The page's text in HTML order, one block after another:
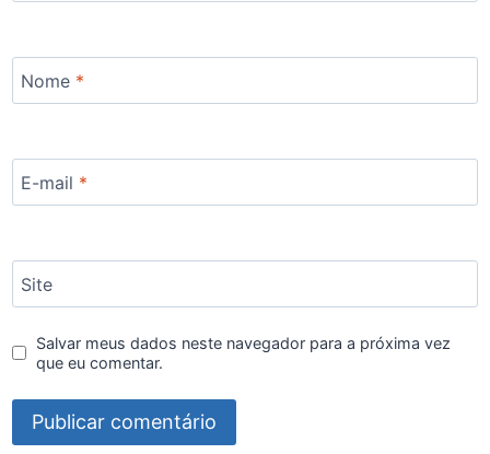
Nome *
E-mail *
Site
Salvar meus dados neste navegador para a próxima vez
que eu comentar.